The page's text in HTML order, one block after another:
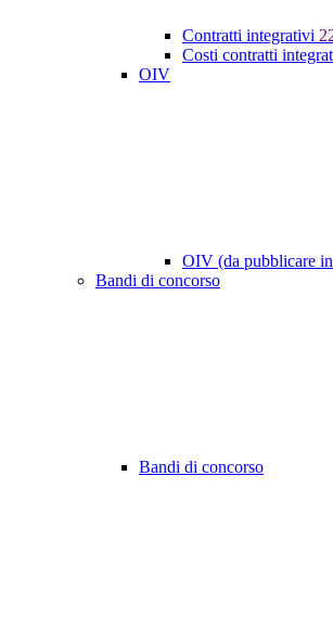
Contratti integrativi
Costi contratti
OIV
OIV (da pubblicare
Bandi di concorso
Bandi di concorso